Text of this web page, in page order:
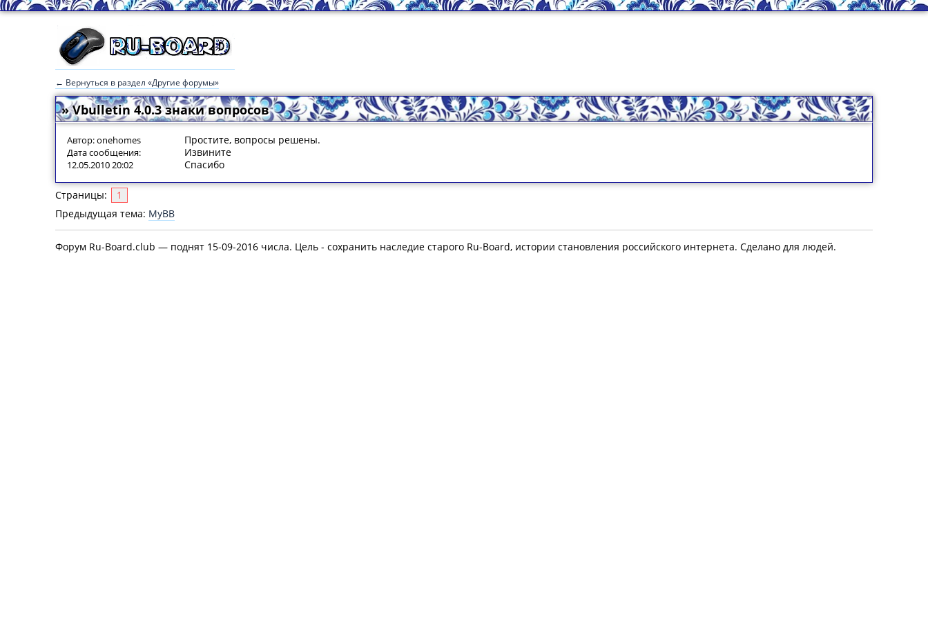
← Вернуться в раздел «Другие форумы»
» Vbulletin 4.0.3 знаки вопросов
Автор: onehomes
Дата сообщения:
12.05.2010 20:02
Простите, вопросы решены.
Извините
Спасибо
Страницы:
1
Предыдущая тема: MyBB
Форум Ru-Board.club — поднят 15-09-2016 числа. Цель - сохранить наследие старого Ru-Board, истории становления российского интернета. Сделано для людей.